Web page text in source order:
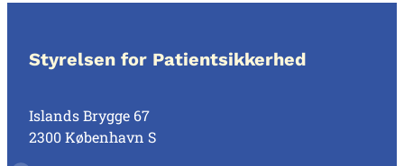
Styrelsen for Patientsikkerhed
Islands Brygge 67
2300 København S